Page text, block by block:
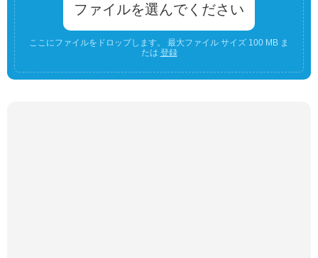
ファイルを選んでください
ここにファイルをドロップします。 最大ファイル サイズ 100 MB ま
たは 登録